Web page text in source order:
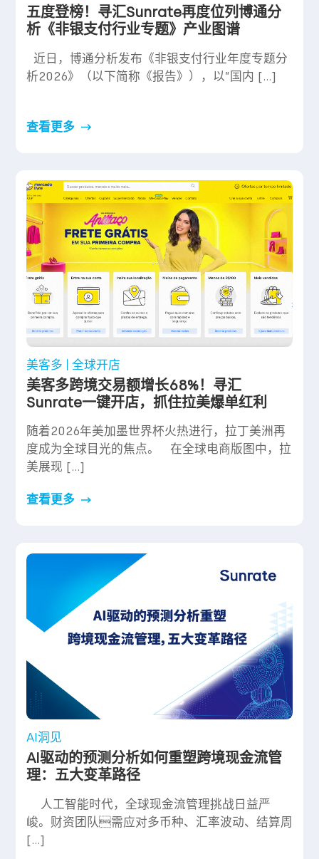
五度登榜！寻汇Sunrate再度位列博通分
析《非银支付行业专题》产业图谱
近日，博通分析发布《非银支付行业年度专题分
析2026》（以下简称《报告》），以”国内 […]
查看更多
美客多 全球开店
美客多跨境交易额增长68%！寻汇
Sunrate一键开店，抓住拉美爆单红利
随着2026年美加墨世界杯火热进行，拉丁美洲再
度成为全球目光的焦点。 在全球电商版图中，拉
美展现 […]
查看更多
AI洞见
AI驱动的预测分析如何重塑跨境现金流管
理：五大变革路径
人工智能时代，全球现金流管理挑战日益严
峻。财资团队需应对多币种、汇率波动、结算周
[…]